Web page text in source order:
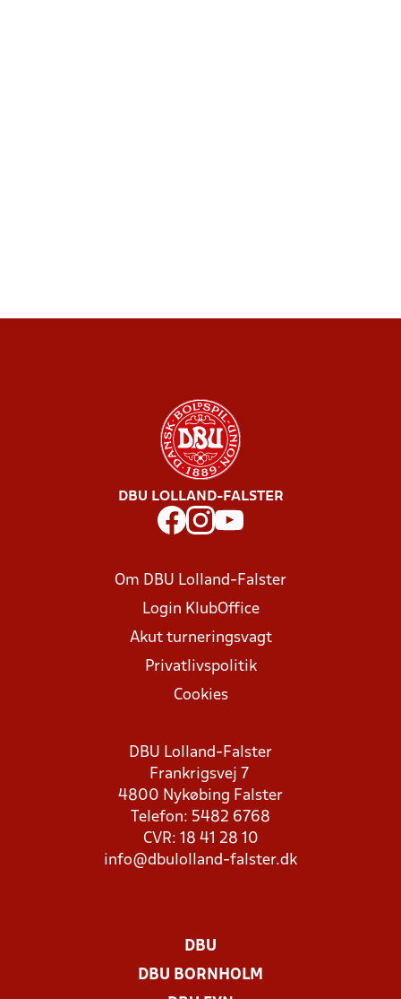
DBU LOLLAND-FALSTER
Om DBU Lolland-Falster
Login KlubOffice
Akut turneringsvagt
Privatlivspolitik
Cookies
DBU Lolland-Falster
Frankrigsvej 7
4800 Nykøbing Falster
Telefon: 5482 6768
CVR: 18 41 28 10
info@dbulolland-falster.dk
DBU
DBU BORNHOLM